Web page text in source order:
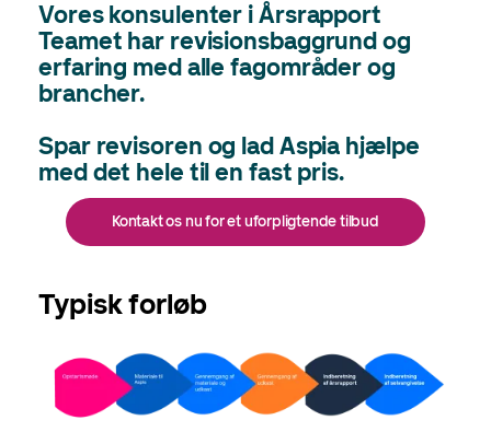
Vores konsulenter i Årsrapport
Teamet har revisionsbaggrund og
erfaring med alle fagområder og
brancher.
Spar revisoren og lad Aspia hjælpe
med det hele til en fast pris.
Kontakt os nu for et uforpligtende tilbud
Typisk forløb